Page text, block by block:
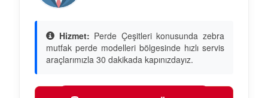
Hizmet: Perde Çeşitleri konusunda zebra
mutfak perde modelleri bölgesinde hızlı servis
araçlarımızla 30 dakikada kapınızdayız.